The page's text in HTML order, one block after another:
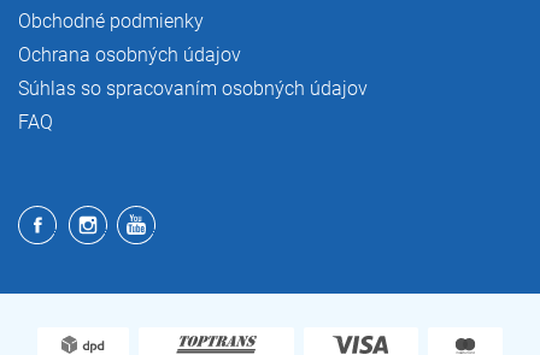
Obchodné podmienky
Ochrana osobných údajov
Súhlas so spracovaním osobných údajov
FAQ